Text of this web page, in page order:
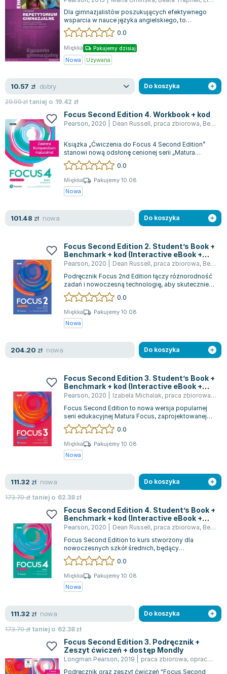
Dla gimnazjalistów poszukujących efektywnego
wsparcia w nauce języka angielskiego, to
repetytorium stanowi wartościowe źródło info...
0.0
Miękka Pakujemy dzisiaj
Nowa Używana
10.57 zł dobry
29.99złtaniej o 19.42 zł
Do koszyka
Focus Second Edition 4. Workbook + kod
Pearson, 2020 Dean Russell, praca zbiorowa, Beata Trapnell
Książka „Ćwiczenia do Focus 4 Second Edition”
stanowi nową odsłonę cenionej serii „Matura
Focus”, dedykowaną uczniom liceów oraz t...
0.0
Miękka
Pakujemy 10.08
Nowa
101.48 zł nowa Do koszyka
Focus Second Edition 2. Student’s Book +
Benchmark + kod (Interactive eBook +
Interactive Workbook)
Pearson, 2020 Dean Russell, praca zbiorowa, Beata Trapnell
Podręcznik Focus 2nd Edition łączy różnorodność
zadań i nowoczesną technologię, aby skutecznie
wspierać naukę języka angielskiego....
0.0
Miękka
Pakujemy 10.08
Nowa
204.20 zł nowa Do koszyka
Focus Second Edition 3. Student’s Book +
Benchmark + kod (Interactive eBook +
Interactive Workbook)
Pearson, 2020 Izabela Michalak, praca zbiorowa,
Focus Second Edition to nowa wersja popularnej
serii edukacyjnej Matura Focus, zaprojektowanej
zgodnie z podstawą programową dla l...
0.0
Miękka
Pakujemy 10.08
Nowa
111.32 zł nowa
173.70zł taniej o 62.38zł
Do koszyka
Focus Second Edition 4. Student’s Book +
Benchmark + kod (Interactive eBook +
Interactive Workbook)
Pearson, 2020 Dean Russell, praca zbiorowa, Beata Trapnell
Focus Second Edition to kurs stworzony dla
nowoczesnych szkół średnich, będący
rozwinięciem programu Matura Focus. Dzięki
sprawdzo...
0.0
Miękka
Pakujemy 10.08
Nowa
111.32 zł nowa
173.70zł taniej o 62.38zł
Do koszyka
Focus Second Edition 3. Podręcznik +
Zeszyt ćwiczeń + dostęp Mondly
Longman Pearson, 2019 praca zbiorowa, opracowanie zbiorowe
Podręcznik oraz zeszyt ćwiczeń "Focus Second